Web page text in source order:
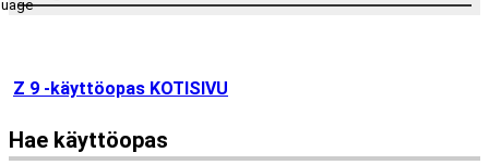
Z 9 -käyttöopas KOTISIVU
Hae käyttöopas